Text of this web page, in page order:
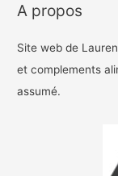
A propos
Site web de
et complements
assumé.